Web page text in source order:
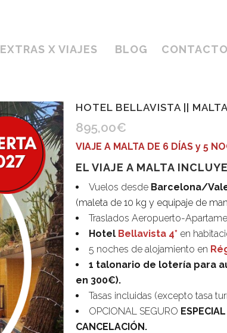
EXTRAS X VIAJES BLOG
HOTEL BELLAVISTA ||
895,00€
VIAJE A MALTA DE 6 DÍAS y 5
EL VIAJE A MALTA
Vuelos desde Barcelona/
(maleta de 10 kg y equipaje de
Traslados Aeropuerto-
Hotel Bellavista 4* en
5 noches de alojamiento en
1 talonario de lotería para
en 300€).
Tasas incluidas (excepto tasa
OPCIONAL SEGURO
CANCELACIÓN.